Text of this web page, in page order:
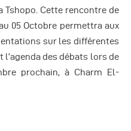
Tshopo. Cette rencontre de
05 Octobre permettra aux
sur les différentes
des débats lors de
prochain, à Charm El-